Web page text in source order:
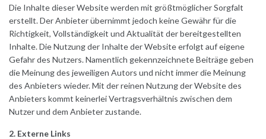
Die Inhalte dieser Website werden mit größtmöglicher Sorgfalt
erstellt. Der Anbieter übernimmt jedoch keine Gewähr für die
Richtigkeit, Vollständigkeit und Aktualität der bereitgestellten
Inhalte. Die Nutzung der Inhalte der Website erfolgt auf eigene
Gefahr des Nutzers. Namentlich gekennzeichnete Beiträge geben
die Meinung des jeweiligen Autors und nicht immer die Meinung
des Anbieters wieder. Mit der reinen Nutzung der Website des
Anbieters kommt keinerlei Vertragsverhältnis zwischen dem
Nutzer und dem Anbieter zustande.
2. Externe Links